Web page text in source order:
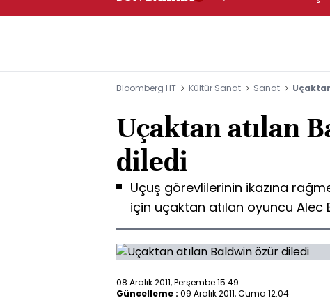
Bloomberg HT Kültür Sanat Sanat
Uçaktan atılan
diledi
Uçuş görevlilerinin ikazına
için uçaktan atılan oyuncu
08 Aralık 2011, Perşembe 15:49
Güncelleme : 09 Aralık 2011, Cuma 12:04